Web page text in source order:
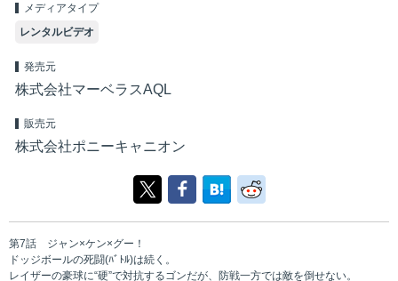
メディアタイプ
レンタルビデオ
発売元
株式会社マーベラスAQL
販売元
株式会社ポニーキャニオン
第7話 ジャン×ケン×グー！
ドッジボールの死闘(ﾊﾞﾄﾙ)は続く。
レイザーの豪球に“硬”で対抗するゴンだが、防戦一方では敵を倒せない。